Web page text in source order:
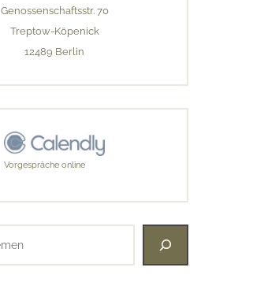
Genossenschaftsstr. 70
Treptow-Köpenick
12489 Berlin
Vorgespräche online